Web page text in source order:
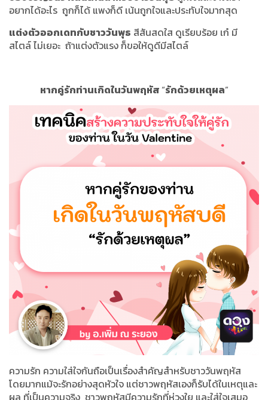
อยากได้อะไร ถูกก็ได้ แพงก็ดี เน้นถูกใจและประทับใจมากสุด
แต่งตัวออกเดทกับชาววันพุธ สีสันสดใส ดูเรียบร้อย เก๋ มี
สไตล์ ไม่เยอะ ถ้าแต่งตัวแรง ก็ขอให้ดูดีมีสไตล์
หากคู่รักท่านเกิดในวันพฤหัส“รักด้วยเหตุผล”
ความรัก ความใส่ใจกันถือเป็นเรื่องสำคัญสำหรับชาววันพฤหัส
โดยมากแม้จะรักอย่างสุดหัวใจ แต่ชาวพฤหัสเองก็รับได้ในเหตุและ